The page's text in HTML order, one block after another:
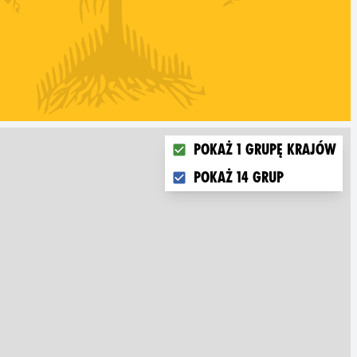
Choose what you want to
Pokaż 1 grupę krajów
Pokaż 14 grup